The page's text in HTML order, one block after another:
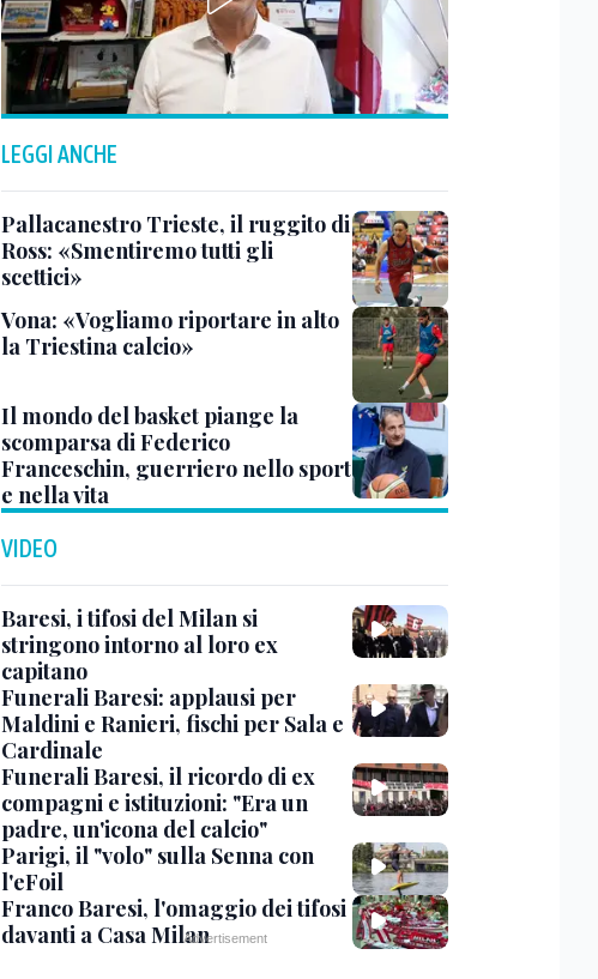
LEGGI ANCHE
Pallacanestro Trieste, il ruggito di
Ross: «Smentiremo tutti gli
scettici»
Vona: «Vogliamo riportare in alto
la Triestina calcio»
Il mondo del basket piange la
scomparsa di Federico
Franceschin, guerriero nello sport
e nella vita
VIDEO
Baresi, i tifosi del Milan si
stringono intorno al loro ex
capitano
Funerali Baresi: applausi per
Maldini e Ranieri, fischi per Sala e
Cardinale
Funerali Baresi, il ricordo di ex
compagni e istituzioni: "Era un
padre, un'icona del calcio"
Parigi, il "volo" sulla Senna con
l'eFoil
Franco Baresi, l'omaggio dei tifosi
davanti a Casa Milan